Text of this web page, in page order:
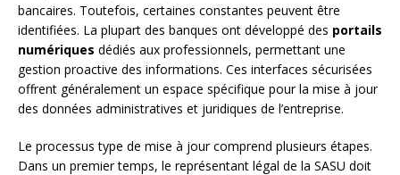
bancaires. Toutefois, certaines constantes peuvent être
identifiées. La plupart des banques ont développé des portails
numériques dédiés aux professionnels, permettant une
gestion proactive des informations. Ces interfaces sécurisées
offrent généralement un espace spécifique pour la mise à jour
des données administratives et juridiques de l’entreprise.
Le processus type de mise à jour comprend plusieurs étapes.
Dans un premier temps, le représentant légal de la SASU doit